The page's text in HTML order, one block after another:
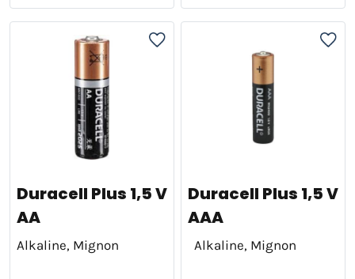
Duracell Plus 1,5 V
AA
Alkaline, Mignon
Duracell Plus 1,5 V
AAA
Alkaline, Mignon